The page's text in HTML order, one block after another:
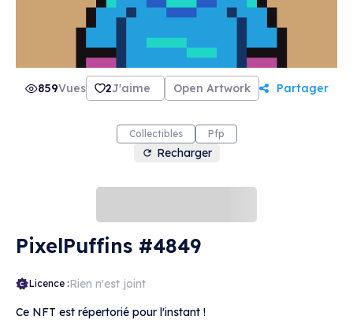
859Vues 2J'aime Open Artwork Partager
Collectibles Pfp
Recharger
PixelPuffins #4849
Licence :Rien n'est joint
Ce NFT est répertorié pour l'instant !